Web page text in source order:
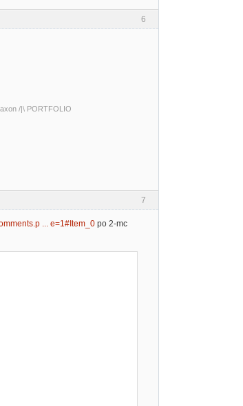
6
/|\ PORTFOLIO
7
... e=1#Item_0 po 2-mc